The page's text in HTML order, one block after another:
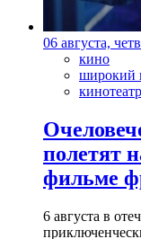
06 августа,
кино
широкий
полетят
фильме
6 августа в